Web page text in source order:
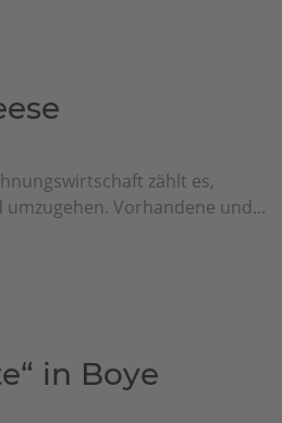
zählt es,
Vorhandene und...
in Boye